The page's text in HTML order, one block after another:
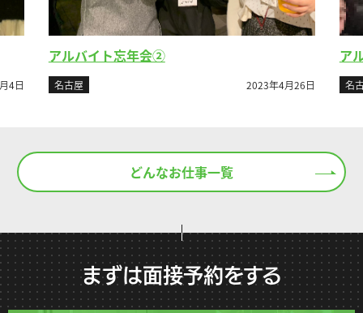
4日
アルバイト忘年会②
名古屋 2023年4月26日
ア
名
どんなお仕事一覧
まずは面接予約をする